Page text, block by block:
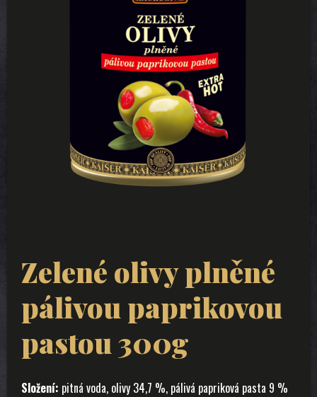
Zelené olivy plněné
pálivou paprikovou
pastou 300g
Složení: pitná voda, olivy 34,7 %, pálivá papriková pasta 9 %